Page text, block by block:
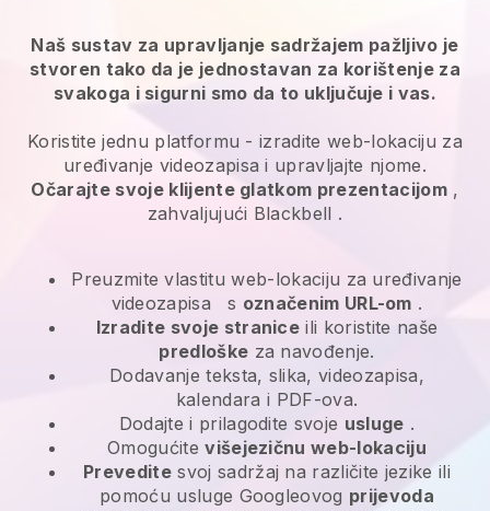
Naš sustav za upravljanje sadržajem pažljivo je
stvoren tako da je jednostavan za korištenje za
svakoga i sigurni smo da to uključuje i vas.
Koristite jednu platformu -izradite web-lokaciju za
uređivanje videozapisa i upravljajte njome.
Očarajte svoje klijente glatkom prezentacijom,
zahvaljujući Blackbell .
Preuzmite vlastitu web-lokaciju za uređivanje
videozapisa
s označenim URL-om .
Izradite svoje stranice ili koristite naše
predloške za navođenje.
Dodavanje teksta, slika, videozapisa,
kalendara i PDF-ova.
Dodajte i prilagodite svoje usluge .
Omogućitevišejezičnu web-lokaciju
Prevedite svoj sadržaj na različite jezike ili
pomoću usluge Googleovog prijevoda